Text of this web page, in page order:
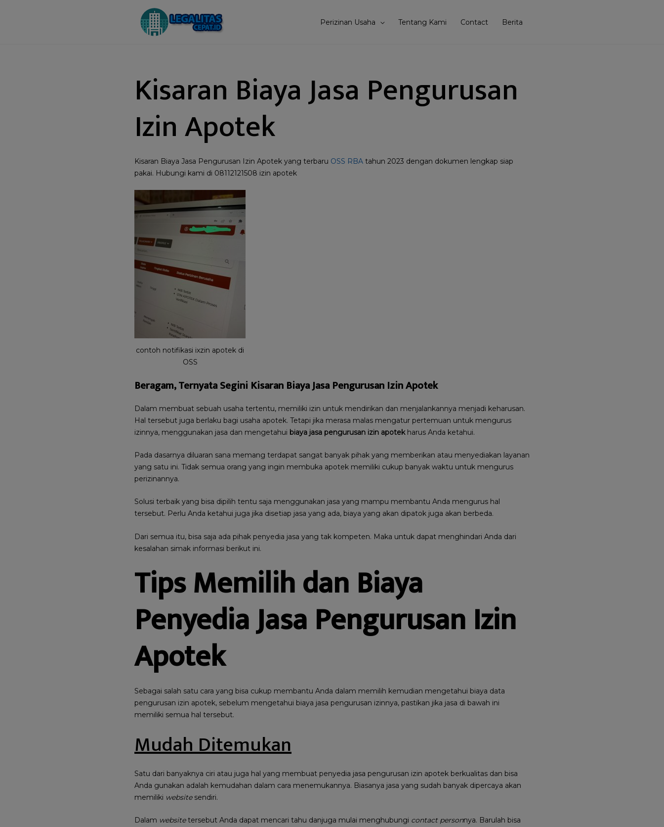
Perizinan Usaha Tentang Kami Contact Berita
Kisaran Biaya Jasa Pengurusan
Izin Apotek
Kisaran Biaya Jasa Pengurusan Izin Apotek yang terbaru OSS RBA tahun 2023 dengan dokumen lengkap siap
pakai. Hubungi kami di 08112121508 izin apotek
contoh notifikasi ixzin apotek di
OSS
Beragam, Ternyata Segini Kisaran Biaya Jasa Pengurusan Izin Apotek
Dalam membuat sebuah usaha tertentu, memiliki izin untuk mendirikan dan menjalankannya menjadi keharusan.
Hal tersebut juga berlaku bagi usaha apotek. Tetapi jika merasa malas mengatur pertemuan untuk mengurus
izinnya, menggunakan jasa dan mengetahui biaya jasa pengurusan izin apotekharus Anda ketahui.
Pada dasarnya diluaran sana memang terdapat sangat banyak pihak yang memberikan atau menyediakan layanan
yang satu ini. Tidak semua orang yang ingin membuka apotek memiliki cukup banyak waktu untuk mengurus
perizinannya.
Solusi terbaik yang bisa dipilih tentu saja menggunakan jasa yang mampu membantu Anda mengurus hal
tersebut. Perlu Anda ketahui juga jika disetiap jasa yang ada, biaya yang akan dipatok juga akan berbeda.
Dari semua itu, bisa saja ada pihak penyedia jasa yang tak kompeten. Maka untuk dapat menghindari Anda dari
kesalahan simak informasi berikut ini.
Tips Memilih dan Biaya
Penyedia Jasa Pengurusan Izin
Apotek
Sebagai salah satu cara yang bisa cukup membantu Anda dalam memilih kemudian mengetahui biaya data
pengurusan izin apotek, sebelum mengetahui biaya jasa pengurusan izinnya, pastikan jika jasa di bawah ini
memiliki semua hal tersebut.
Mudah Ditemukan
Satu dari banyaknya ciri atau juga hal yang membuat penyedia jasa pengurusan izin apotek berkualitas dan bisa
Anda gunakan adalah kemudahan dalam cara menemukannya. Biasanya jasa yang sudah banyak dipercaya akan
memiliki website sendiri.
Dalam websitetersebut Anda dapat mencari tahu danjuga mulai menghubungi contact personnya. Barulah bisa